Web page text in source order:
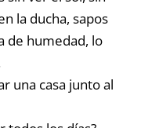
la ducha, sapos
de humedad, lo
una casa junto al